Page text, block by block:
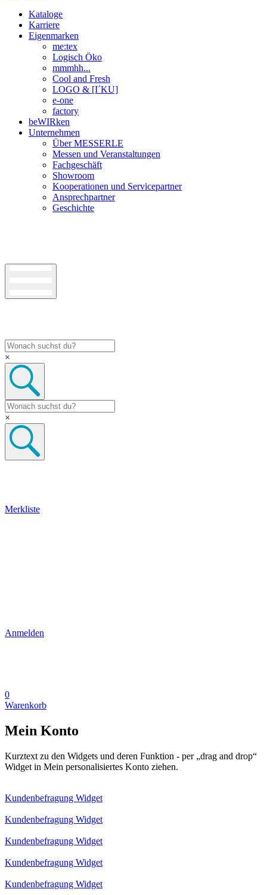
Kataloge
Karriere
Eigenmarken
me:tex
Logisch Öko
mmmhh...
Cool and Fresh
LOGO & [I´KU]
e-one
factory
beWIRken
Unternehmen
Über MESSERLE
Messen und Veranstaltungen
Fachgeschäft
Showroom
Kooperationen und Servicepartner
Ansprechpartner
Geschichte
×
×
Merkliste
Anmelden
0
Warenkorb
Mein Konto
Kurztext zu den Widgets und deren Funktion - per „drag and drop“
Widget in Mein personalisiertes Konto ziehen.
Kundenbefragung Widget
Kundenbefragung Widget
Kundenbefragung Widget
Kundenbefragung Widget
Kundenbefragung Widget